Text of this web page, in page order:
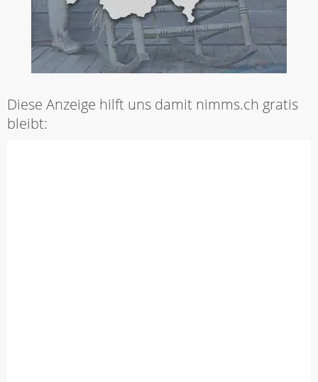
Diese Anzeige hilft uns damit nimms.ch gratis
bleibt: